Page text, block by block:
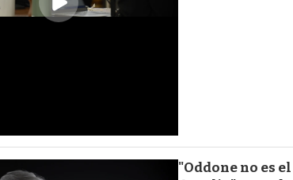
"Oddone no es